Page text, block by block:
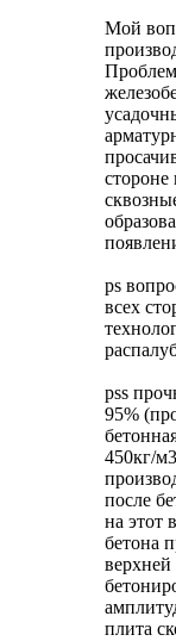
Мой
ps
всех
pss
95%
450кг/
после
на этот
бетона
верхней
плита